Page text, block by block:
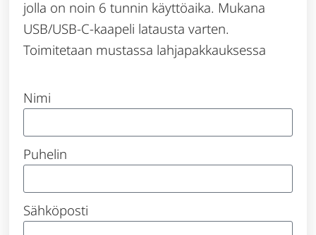
jolla on noin 6 tunnin käyttöaika. Mukana
USB/USB-C-kaapeli latausta varten.
Toimitetaan mustassa lahjapakkauksessa
Nimi
Puhelin
Sähköposti